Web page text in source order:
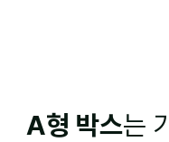
A형 박스는